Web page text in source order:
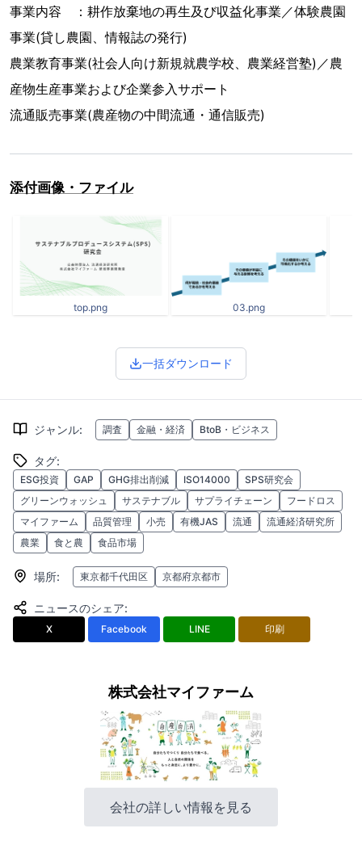
事業内容 ：耕作放棄地の再生及び収益化事業／体験農園
事業(貸し農園、情報誌の発行)
農業教育事業(社会人向け新規就農学校、農業経営塾)／農
産物生産事業および企業参入サポート
流通販売事業(農産物の中間流通・通信販売)
添付画像・ファイル
top.png 03.png
一括ダウンロード
ジャンル: 調査 金融・経済 BtoB・ビジネス
タグ:
ESG投資 GAP GHG排出削減 ISO14000
SPS研究会
グリーンウォッシュ
サステナブル サプライチェーン
フードロス
マイファーム
品質管理 小売 有機JAS 流通
流通経済研究所
農業
食と農 食品市場
場所: 東京都千代田区 京都府京都市
ニュースのシェア:
X Facebook LINE 印刷
株式会社マイファーム
会社の詳しい情報を見る